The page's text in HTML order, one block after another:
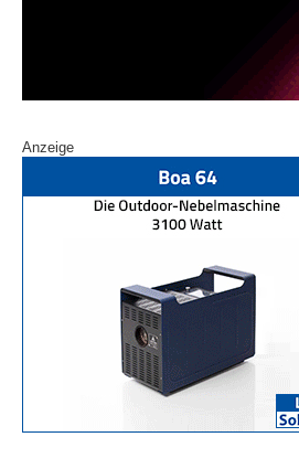
Anzeige